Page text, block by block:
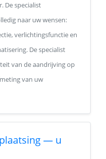
De specialist
naar uw wensen:
verlichtingsfunctie en
De specialist
van de aandrijving op
van uw
— u